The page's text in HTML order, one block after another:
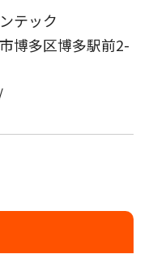
テック
博多区博多駅前2-